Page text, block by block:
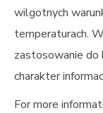
wilgotnych
temperaturach.
zastosowanie do
charakter
For more